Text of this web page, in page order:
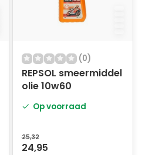
(0)
REPSOL smeermiddel
olie 10w60
Op voorraad
25,32
24,95